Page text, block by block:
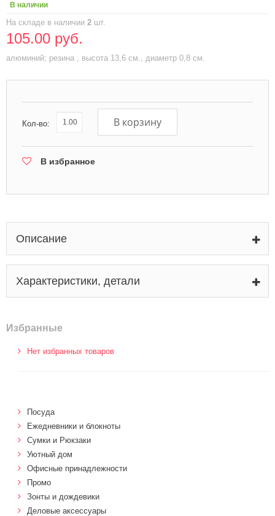
В наличии
На складе в наличии 2 шт.
105.00 руб.
алюминий; резина , высота 13,6 см., диаметр 0,8 см.
Кол-во: В корзину
В избранное
Описание
Характеристики, детали
Избранные
Нет избранных товаров
Посуда
Ежедневники и блокноты
Сумки и Рюкзаки
Уютный дом
Офисные принадлежности
Промо
Зонты и дождевики
Деловые аксессуары